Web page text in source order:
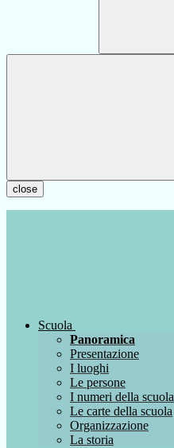
close
Scuola
Panoramica
Presentazione
I luoghi
Le persone
I numeri della scuola
Le carte della scuola
Organizzazione
La storia